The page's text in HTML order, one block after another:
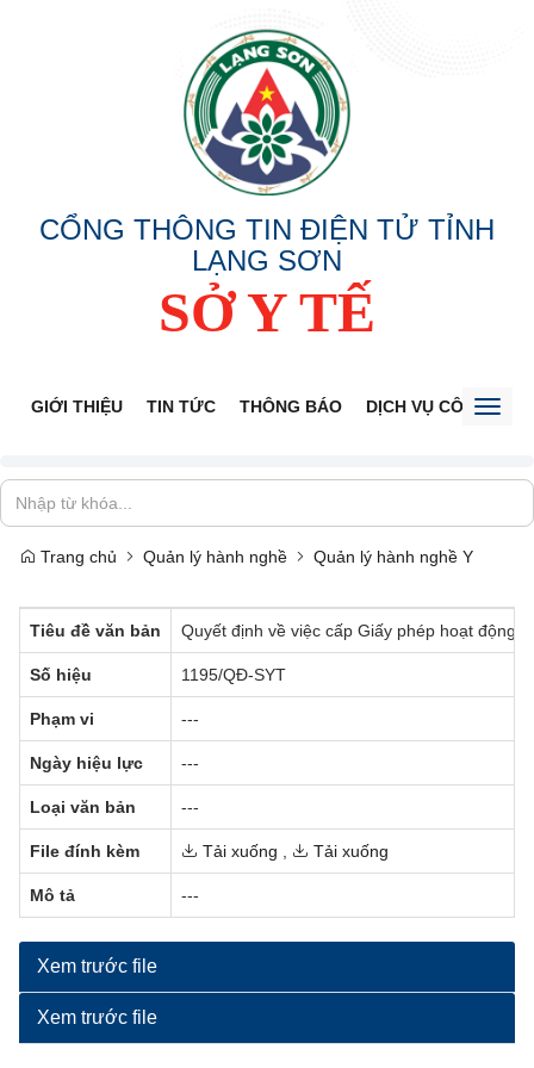
CỔNG THÔNG TIN ĐIỆN TỬ TỈNH
LẠNG SƠN
SỞ Y TẾ
GIỚI THIỆU TIN TỨC THÔNG BÁO DỊCH VỤ CÔNG
Trang chủ Quản lý hành nghề Quản lý hành nghề Y
Tiêu đề văn bản Quyết định về việc cấp Giấy phép hoạt động
Số hiệu 1195/QĐ-SYT
Phạm vi ---
Ngày hiệu lực ---
Loại văn bản ---
File đính kèm Tải xuống Tải xuống
Mô tả ---
Xem trước file
Xem trước file